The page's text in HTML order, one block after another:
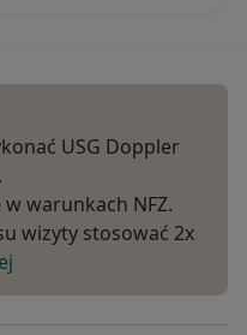
USG Doppler
warunkach NFZ.
wizyty stosować 2x